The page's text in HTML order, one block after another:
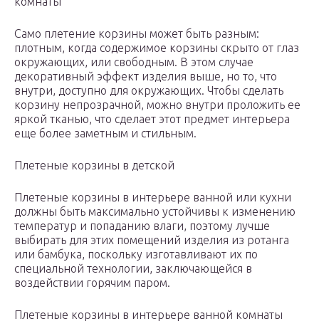
Само плетение корзины может быть разным:
плотным, когда содержимое корзины скрыто от глаз
окружающих, или свободным. В этом случае
декоративный эффект изделия выше, но то, что
внутри, доступно для окружающих. Чтобы сделать
корзину непрозрачной, можно внутри проложить ее
яркой тканью, что сделает этот предмет интерьера
еще более заметным и стильным.
Плетеные корзины в детской
Плетеные корзины в интерьере ванной или кухни
должны быть максимально устойчивы к изменению
температур и попаданию влаги, поэтому лучше
выбирать для этих помещений изделия из ротанга
или бамбука, поскольку изготавливают их по
специальной технологии, заключающейся в
воздействии горячим паром.
Плетеные корзины в интерьере ванной комнаты